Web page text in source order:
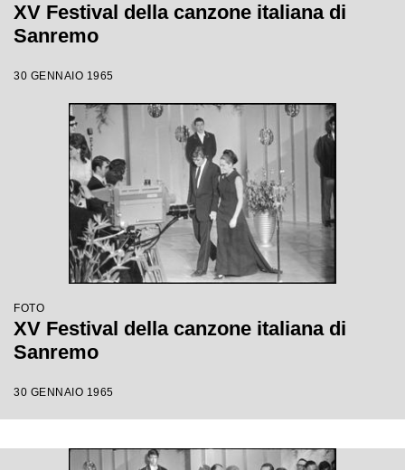
XV Festival della canzone italiana di
Sanremo
30 GENNAIO 1965
FOTO
XV Festival della canzone italiana di
Sanremo
30 GENNAIO 1965